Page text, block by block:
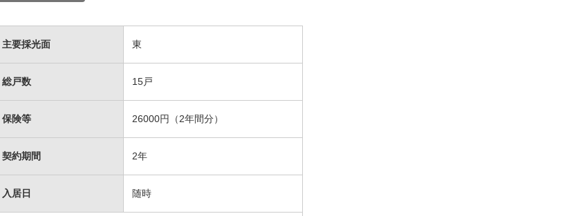
主要採光面 東
総戸数 15戸
保険等 26000円（2年間分）
契約期間 2年
入居日 随時